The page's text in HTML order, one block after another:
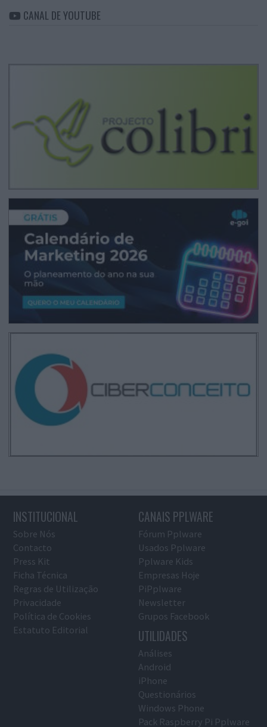
CANAL DE YOUTUBE
INSTITUCIONAL
Sobre Nós
Contacto
Press Kit
Ficha Técnica
Regras de Utilização
Privacidade
Política de Cookies
Estatuto Editorial
CANAIS PPLWARE
Fórum Pplware
Usados Pplware
Pplware Kids
Empresas Hoje
PiPplware
Newsletter
Grupos Facebook
UTILIDADES
Análises
Android
iPhone
Questionários
Windows Phone
Pack Raspberry Pi Pplware